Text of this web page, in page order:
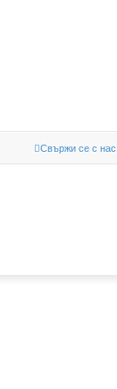
Свържи се с нас